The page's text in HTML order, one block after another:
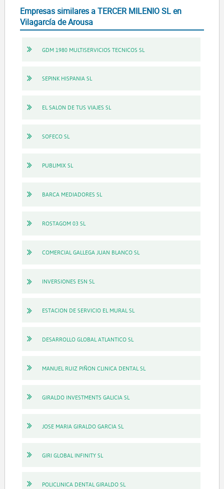
Empresas similares a TERCER MILENIO SL en
Vilagarcía de Arousa
GDM 1980 MULTISERVICIOS TECNICOS SL
SEPINK HISPANIA SL
EL SALON DE TUS VIAJES SL
SOFECO SL
PUBLIMIX SL
BARCA MEDIADORES SL
ROSTAGOM 03 SL
COMERCIAL GALLEGA JUAN BLANCO SL
INVERSIONES ESN SL
ESTACION DE SERVICIO EL MURAL SL
DESARROLLO GLOBAL ATLANTICO SL
MANUEL RUIZ PIÑON CLINICA DENTAL SL
GIRALDO INVESTMENTS GALICIA SL
JOSE MARIA GIRALDO GARCIA SL
GIRI GLOBAL INFINITY SL
POLICLINICA DENTAL GIRALDO SL